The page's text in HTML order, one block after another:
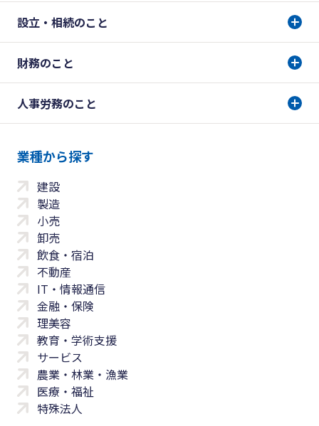
設立・相続のこと
財務のこと
人事労務のこと
業種から探す
建設
製造
小売
卸売
飲食・宿泊
不動産
IT・情報通信
金融・保険
理美容
教育・学術支援
サービス
農業・林業・漁業
医療・福祉
特殊法人